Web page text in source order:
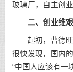
玻璃厂，自主创
二、创业维艰
起初，曹德旺
很快发现，国内
“中国人应该有一